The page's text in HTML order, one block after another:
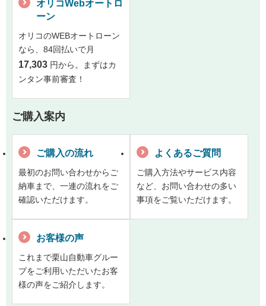
オリコWebオートロ
ーン
オリコのWEBオートローン
なら、84回払いで月
17,303 円から。まずはカ
ンタン事前審査！
ご購入案内
ご購入の流れ
最初のお問い合わせからご
納車まで、一連の流れをご
確認いただけます。
よくあるご質問
ご購入方法やサービス内容
など、お問い合わせの多い
事項をご覧いただけます。
お客様の声
これまで栗山自動車グルー
プをご利用いただいたお客
様の声をご紹介します。